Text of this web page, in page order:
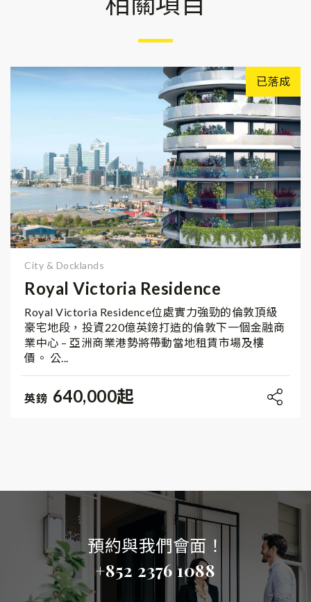
已落成
City & Docklands
Royal Victoria Residence
Royal Victoria Residence位處實力強勁的倫敦頂級
豪宅地段，投資220億英鎊打造的倫敦下一個金融商
業中心 – 亞洲商業港勢將帶動當地租賃市場及樓
價。 公...
英鎊 640,000起
預約與我們會面！
+852 2376 1088